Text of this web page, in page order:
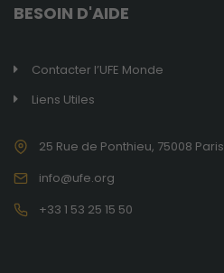
BESOIN D'AIDE
Contacter l’UFE Monde
Liens Utiles
25 Rue de Ponthieu, 75008 Paris
info@ufe.org
+33 1 53 25 15 50